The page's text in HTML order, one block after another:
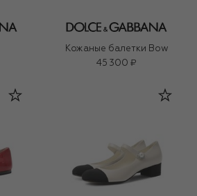
Кожаные балетки Bow
45 300 ₽